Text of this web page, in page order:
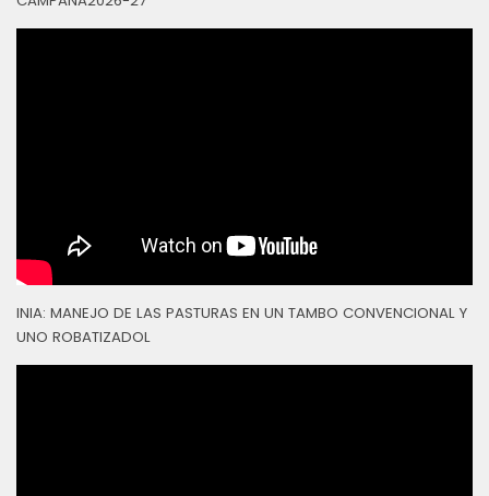
INIA: MANEJO DE LAS PASTURAS EN UN TAMBO CONVENCIONAL Y
UNO ROBATIZADOL